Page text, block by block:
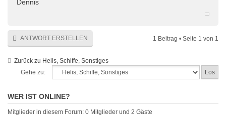
Dennis
ANTWORT ERSTELLEN 1 Beitrag • Seite 1 von 1
Zurück zu Helis, Schiffe, Sonstiges
Gehe zu:
WER IST ONLINE?
Mitglieder in diesem Forum: 0 Mitglieder und 2 Gäste